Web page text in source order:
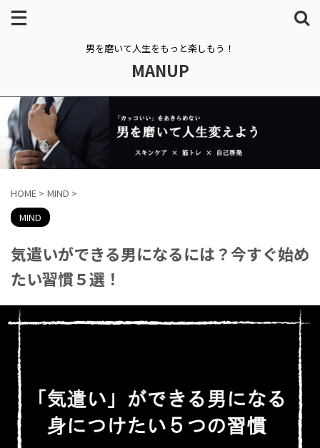
男を磨いて人生をもっと楽しもう！
MANUP
HOME > MIND >
MIND
気遣いができる男になるには？今すぐ始め
たい習慣５選！